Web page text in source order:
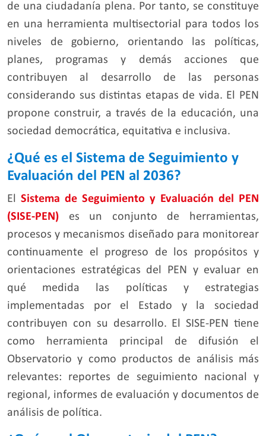
de una ciudadanía plena. Por tanto, se constituye
en una herramienta multisectorial para todos los
niveles de gobierno, orientando las políticas,
planes, programas y demás acciones que
contribuyen al desarrollo de las personas
considerando sus distintas etapas de vida. El PEN
propone construir, a través de la educación, una
sociedad democrática, equitativa e inclusiva.
¿Qué es el Sistema de Seguimiento y
Evaluación del PEN al 2036?
El Sistema de Seguimiento y Evaluación del PEN
(SISE-PEN) es un conjunto de herramientas,
procesos y mecanismos diseñado para monitorear
continuamente el progreso de los propósitos y
orientaciones estratégicas del PEN y evaluar en
qué medida las políticas y estrategias
implementadas por el Estado y la sociedad
contribuyen con su desarrollo. El SISE-PEN tiene
como herramienta principal de difusión el
Observatorio y como productos de análisis más
relevantes: reportes de seguimiento nacional y
regional, informes de evaluación y documentos de
análisis de política.